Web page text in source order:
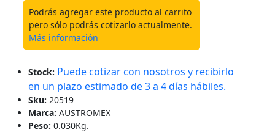
Podrás agregar este producto al carrito
pero sólo podrás cotizarlo actualmente.
Más información
Stock: Puede cotizar con nosotros y recibirlo
en un plazo estimado de 3 a 4 días hábiles.
Sku: 20519
Marca: AUSTROMEX
Peso: 0.030Kg.